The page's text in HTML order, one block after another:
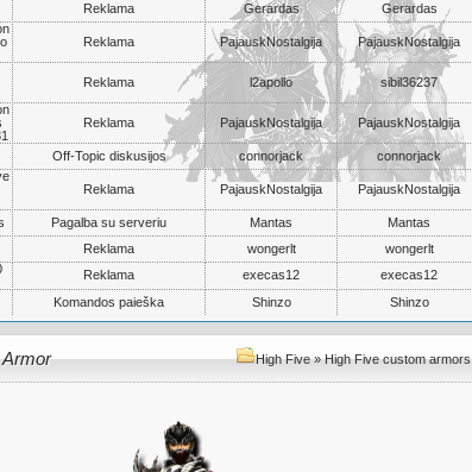
Reklama Gerardas
Gerardas
Reklama PajauskNostalgija
PajauskNostalgija
Reklama l2apollo
sibil36237
Reklama PajauskNostalgija PajauskNostalgija
Off-Topic diskusijos connorjack
connorjack
Reklama PajauskNostalgija PajauskNostalgija
Pagalba su serveriu Mantas
Mantas
Reklama wongerlt
wongerlt
Reklama execas12
execas12
Komandos paieška Shinzo Shinzo
High Five»High Five custom armors